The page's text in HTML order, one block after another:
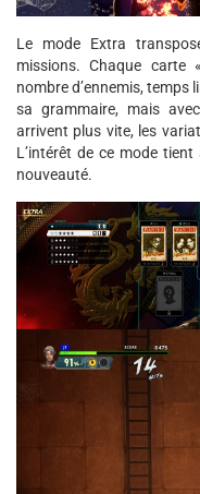
Le mode Extra
missions. Chaque
nombre d’ennemis, temps
sa grammaire, mais
arrivent plus vite, les
L’intérêt de ce mode
nouveauté.